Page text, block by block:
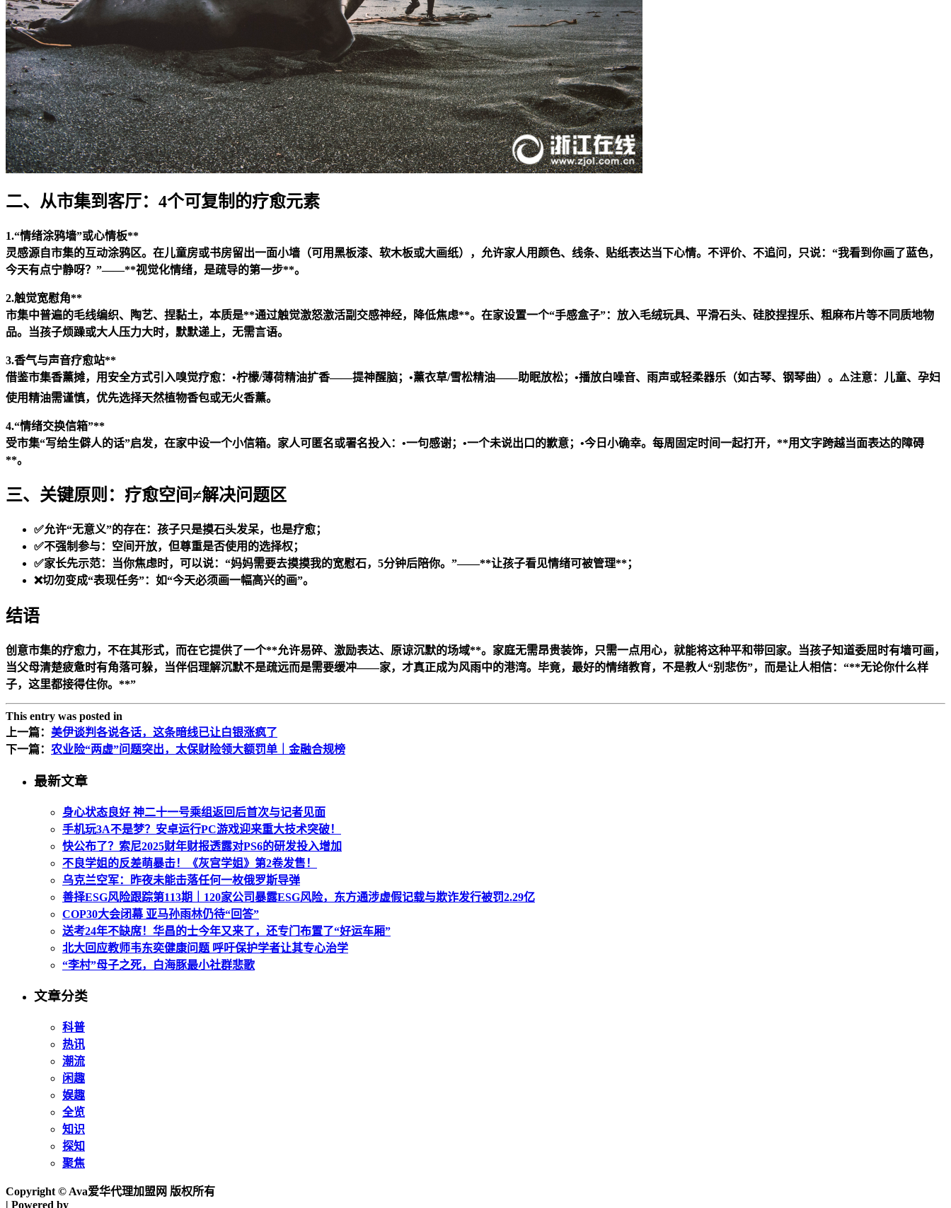
二、从市集到客厅：4个可复制的疗愈元素
1.“情绪涂鸦墙”或心情板**
灵感源自市集的互动涂鸦区。在儿童房或书房留出一面小墙（可用黑板漆、软木板或大画纸），允许家人用颜色、线条、贴纸表达当下心情。不评价、不追问，只说：“我看到你画了蓝色，
今天有点宁静呀？”——**视觉化情绪，是疏导的第一步**。
2.触觉宽慰角**
市集中普遍的毛线编织、陶艺、捏黏土，本质是**通过触觉激怒激活副交感神经，降低焦虑**。在家设置一个“手感盒子”：放入毛绒玩具、平滑石头、硅胶捏捏乐、粗麻布片等不同质地物
品。当孩子烦躁或大人压力大时，默默递上，无需言语。
3.香气与声音疗愈站**
借鉴市集香薰摊，用安全方式引入嗅觉疗愈：•柠檬/薄荷精油扩香——提神醒脑；•薰衣草/雪松精油——助眠放松；•播放白噪音、雨声或轻柔器乐（如古琴、钢琴曲）。⚠️注意：儿童、孕妇
使用精油需谨慎，优先选择天然植物香包或无火香薰。
4.“情绪交换信箱”**
受市集“写给生僻人的话”启发，在家中设一个小信箱。家人可匿名或署名投入：•一句感谢；•一个未说出口的歉意；•今日小确幸。每周固定时间一起打开，**用文字跨越当面表达的障碍
**。
三、关键原则：疗愈空间≠解决问题区
✅允许“无意义”的存在：孩子只是摸石头发呆，也是疗愈；
✅不强制参与：空间开放，但尊重是否使用的选择权；
✅家长先示范：当你焦虑时，可以说：“妈妈需要去摸摸我的宽慰石，5分钟后陪你。”——**让孩子看见情绪可被管理**；
❌切勿变成“表现任务”：如“今天必须画一幅高兴的画”。
结语
创意市集的疗愈力，不在其形式，而在它提供了一个**允许易碎、激励表达、原谅沉默的场域**。家庭无需昂贵装饰，只需一点用心，就能将这种平和带回家。当孩子知道委屈时有墙可画，
当父母清楚疲惫时有角落可躲，当伴侣理解沉默不是疏远而是需要缓冲——家，才真正成为风雨中的港湾。毕竟，最好的情绪教育，不是教人“别悲伤”，而是让人相信：“**无论你什么样
子，这里都接得住你。**”
This entry was posted in
上一篇： 美伊谈判各说各话，这条暗线已让白银涨疯了
下一篇： 农业险“两虚”问题突出，太保财险领大额罚单｜金融合规榜
最新文章
身心状态良好 神二十一号乘组返回后首次与记者见面
手机玩3A不是梦？安卓运行PC游戏迎来重大技术突破！
快公布了？索尼2025财年财报透露对PS6的研发投入增加
不良学姐的反差萌暴击！《灰宫学姐》第2卷发售！
乌克兰空军：昨夜未能击落任何一枚俄罗斯导弹
善择ESG风险跟踪第113期｜120家公司暴露ESG风险，东方通涉虚假记载与欺诈发行被罚2.29亿
COP30大会闭幕 亚马孙雨林仍待“回答”
送考24年不缺席！华昌的士今年又来了，还专门布置了“好运车厢”
北大回应教师韦东奕健康问题 呼吁保护学者让其专心治学
“李村”母子之死，白海豚最小社群悲歌
文章分类
科普
热讯
潮流
闲趣
娱趣
全览
知识
探知
聚焦
Copyright © Ava爱华代理加盟网 版权所有
| Powered by